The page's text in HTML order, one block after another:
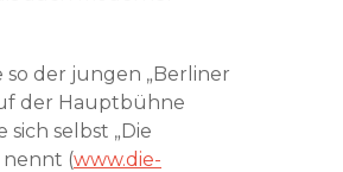
der jungen „Berliner
der Hauptbühne
sich selbst „Die
nennt (www.die-